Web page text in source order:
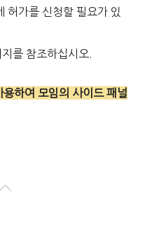
허가를 신청할 필요가 있
를 참조하십시오.
하여 모임의 사이드 패널